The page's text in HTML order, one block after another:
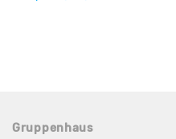
Gruppenhaus